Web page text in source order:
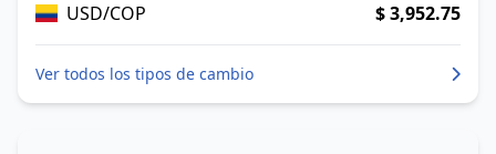
USD/COP
$ 3,952.75
Ver todos los tipos de cambio